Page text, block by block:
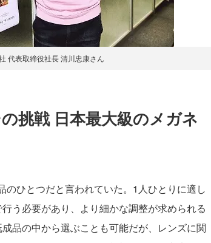
代表取締役社長 清川忠康さん
挑戦 日本最大級のメガネ
ひとつだと言われていた。1人ひとりに適し
う必要があり、より細かな調整が求められる
品の中から選ぶことも可能だが、レンズに関